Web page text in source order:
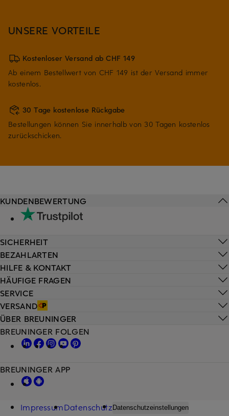
UNSERE VORTEILE
Kostenloser Versand ab CHF 149
Ab einem Bestellwert von CHF 149 ist der Versand immer
kostenlos.
30 Tage kostenlose Rückgabe
Bestellungen können Sie innerhalb von 30 Tagen kostenlos
zurückschicken.
HILFE & KONTAKT
HÄUFIGE FRAGEN
SERVICE
VERSAND
KUNDENBEWERTUNG
SICHERHEIT
BEZAHLARTEN
ÜBER BREUNINGER
BREUNINGER FOLGEN
BREUNINGER APP
ImpressumDatenschutz Datenschutzeinstellungen